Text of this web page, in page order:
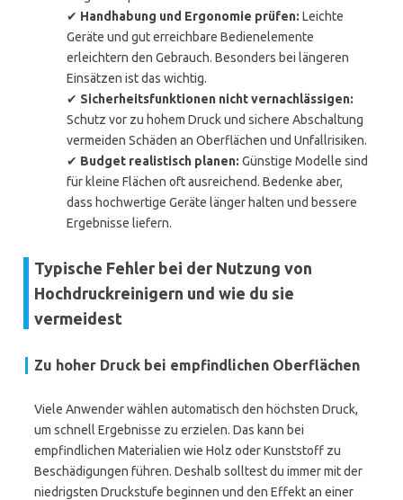
✔ Handhabung und Ergonomie prüfen: Leichte
Geräte und gut erreichbare Bedienelemente
erleichtern den Gebrauch. Besonders bei längeren
Einsätzen ist das wichtig.
✔ Sicherheitsfunktionen nicht vernachlässigen:
Schutz vor zu hohem Druck und sichere Abschaltung
vermeiden Schäden an Oberflächen und Unfallrisiken.
✔ Budget realistisch planen: Günstige Modelle sind
für kleine Flächen oft ausreichend. Bedenke aber,
dass hochwertige Geräte länger halten und bessere
Ergebnisse liefern.
Typische Fehler bei der Nutzung von
Hochdruckreinigern und wie du sie
vermeidest
Zu hoher Druck bei empfindlichen Oberflächen
Viele Anwender wählen automatisch den höchsten Druck,
um schnell Ergebnisse zu erzielen. Das kann bei
empfindlichen Materialien wie Holz oder Kunststoff zu
Beschädigungen führen. Deshalb solltest du immer mit der
niedrigsten Druckstufe beginnen und den Effekt an einer